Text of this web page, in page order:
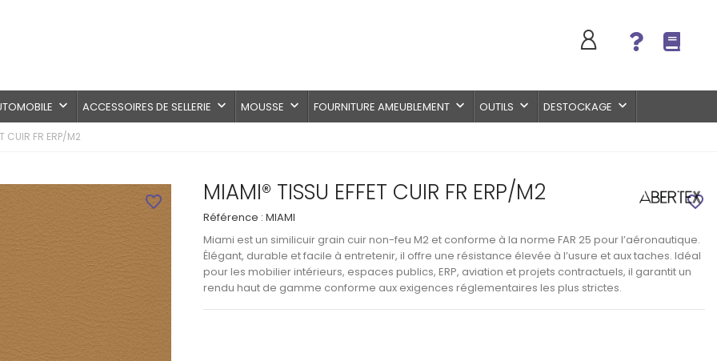
keyboard_arrow_down ACCESSOIRES DE SELLERIE keyboard_arrow_down MOUSSE keyboard_arrow_down FOURNITURE AMEUBLEMENT keyboard_arrow_down OUTILS keyboard_arrow_down DESTOCKAGE keyboard_arrow_down
CUIR FR ERP/M2
favorite_border MIAMI® TISSU EFFET CUIR FR ERP/M2
Référence : MIAMI
favorite_border
Miami est un similicuir grain cuir non-feu M2 et conforme à la norme FAR 25 pour l’aéronautique.
Élégant, durable et facile à entretenir, il offre une résistance élevée à l’usure et aux taches. Idéal
pour les mobilier intérieurs, espaces publics, ERP, aviation et projets contractuels, il garantit un
rendu haut de gamme conforme aux exigences réglementaires les plus strictes.